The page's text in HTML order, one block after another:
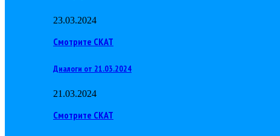
23.03.2024
Смотрите СКАТ
Диалоги от 21.03.2024
21.03.2024
Смотрите СКАТ